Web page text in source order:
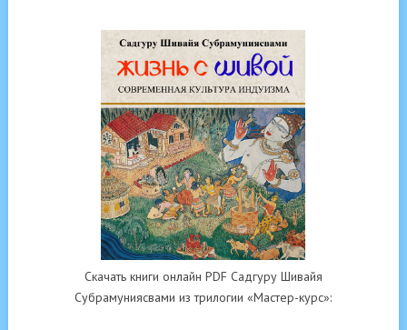
Скачать книги онлайн PDF Садгуру Шивайя
Субрамуниясвами из трилогии «Мастер-курс»: